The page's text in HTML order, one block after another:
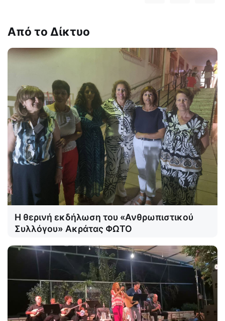
Από το Δίκτυο
Η θερινή εκδήλωση του «Ανθρωπιστικού
Συλλόγου» Ακράτας ΦΩΤΟ